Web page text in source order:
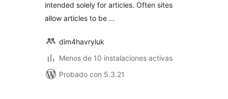
intended solely for articles. Often sites
allow articles to be …
dim4havryluk
Menos de 10 instalaciones activas
Probado con 5.3.21